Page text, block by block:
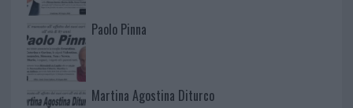
Paolo Pinna
Martina Agostina Diturco